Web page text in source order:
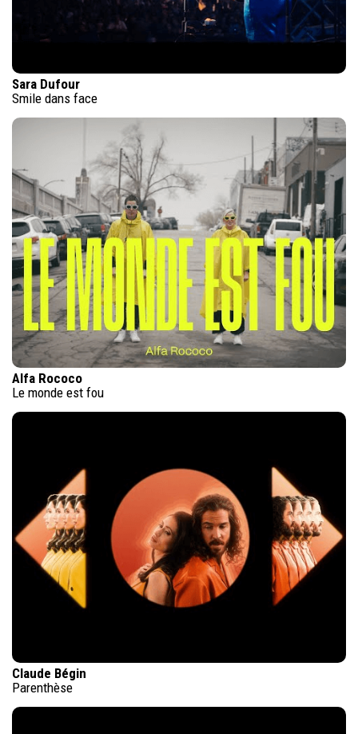
Sara Dufour
Smile dans face
Alfa Rococo
Le monde est fou
Claude Bégin
Parenthèse